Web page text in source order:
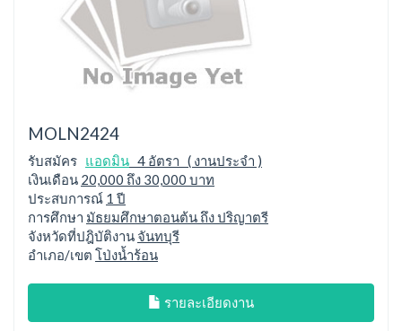
MOLN2424
รับสมัคร แอดมิน 4 อัตรา ( งานประจำ )
เงินเดือน 20,000 ถึง 30,000 บาท
ประสบการณ์ 1 ปี
การศึกษา มัธยมศึกษาตอนต้น ถึง ปริญาตรี
จังหวัดที่ปฎิบัติงาน จันทบุรี
อำเภอ/เขต โป่งน้ำร้อน
รายละเอียดงาน